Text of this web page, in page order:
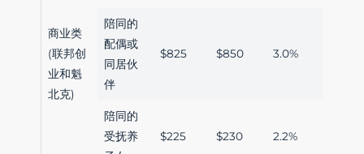
商业类
(联邦创
业和魁
北克)
陪同的
配偶或
同居伙
伴
$825 $850 3.0%
陪同的
受抚养
$225 $230 2.2%